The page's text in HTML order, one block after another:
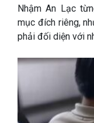
Nhậm An Lạc
mục đích riêng,
phải đối diện với